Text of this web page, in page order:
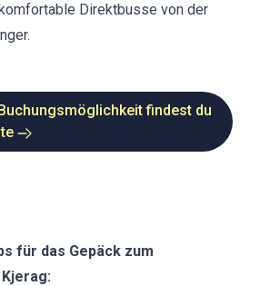
Direktbusse von der
findest du
für das Gepäck zum